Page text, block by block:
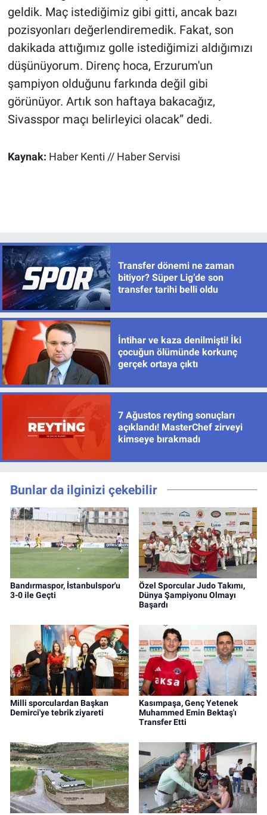
geldik. Maç istediğimiz gibi gitti, ancak bazı
pozisyonları değerlendiremedik. Fakat, son
dakikada attığımız golle istediğimizi aldığımızı
düşünüyorum. Direnç hoca, Erzurum'un
şampiyon olduğunu farkında değil gibi
görünüyor. Artık son haftaya bakacağız,
Sivasspor maçı belirleyici olacak” dedi.
Kaynak: Haber Kenti // Haber Servisi
Transfer dönemi ne zaman
bitiyor? Süper Lig’de son
transfer tarihi belli oldu
İntihar ve kaza denilmişti! İki
çocuğun ölümünde korkunç
gerçek ortaya çıktı
7 Ağustos reyting sonuçları
açıklandı! MasterChef zirveyi
kimseye bırakmadı
Bunlar da ilginizi çekebilir
Bandırmaspor, İstanbulspor'u
3-0 ile Geçti
Özel Sporcular Judo Takımı,
Dünya Şampiyonu Olmayı
Başardı
Milli sporculardan Başkan
Demirci'ye tebrik ziyareti
Kasımpaşa, Genç Yetenek
Muhammed Emin Bektaş'ı
Transfer Etti